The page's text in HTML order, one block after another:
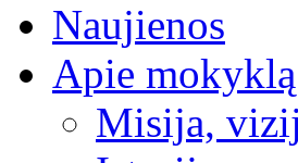
Naujienos
Apie mokyklą
Misija,